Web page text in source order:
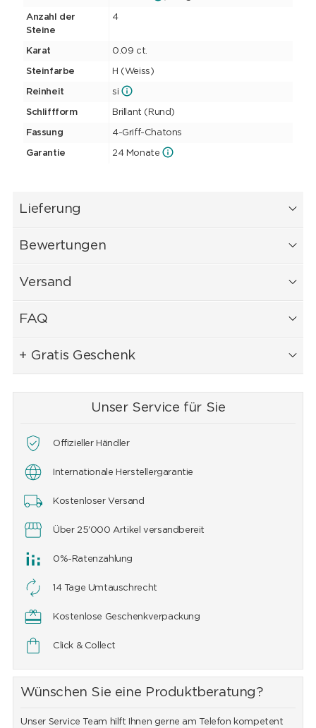
Anzahl der
Steine
4
Karat 0.09 ct.
Steinfarbe H (Weiss)
Reinheit si
Schliffform Brillant (Rund)
Fassung 4-Griff-Chatons
Garantie 24 Monate
Lieferung
Bewertungen
Versand
FAQ
+ Gratis Geschenk
Unser Service für Sie
Offizieller Händler
Internationale Herstellergarantie
Kostenloser Versand
Über 25'000 Artikel versandbereit
0%-Ratenzahlung
14 Tage Umtauschrecht
Kostenlose Geschenkverpackung
Click & Collect
Wünschen Sie eine Produktberatung?
Unser Service Team hilft Ihnen gerne am Telefon kompetent